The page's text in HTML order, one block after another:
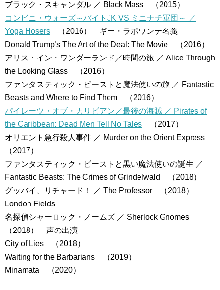
ブラック・スキャンダル ／ Black Mass （2015）
コンビニ・ウォーズ～バイトJK VS ミニナチ軍団～ ／
Yoga Hosers （2016） ギー・ラポワンテ名義
Donald Trump’s The Art of the Deal: The Movie （2016）
アリス・イン・ワンダーランド／時間の旅 ／ Alice Through
the Looking Glass （2016）
ファンタスティック・ビーストと魔法使いの旅 ／ Fantastic
Beasts and Where to Find Them （2016）
パイレーツ・オブ・カリビアン／最後の海賊 ／ Pirates of
the Caribbean: Dead Men Tell No Tales （2017）
オリエント急行殺人事件 ／ Murder on the Orient Express
（2017）
ファンタスティック・ビーストと黒い魔法使いの誕生 ／
Fantastic Beasts: The Crimes of Grindelwald （2018）
グッバイ、リチャード！ ／ The Professor （2018）
London Fields
名探偵シャーロック・ノームズ ／ Sherlock Gnomes
（2018） 声の出演
City of Lies （2018）
Waiting for the Barbarians （2019）
Minamata （2020）